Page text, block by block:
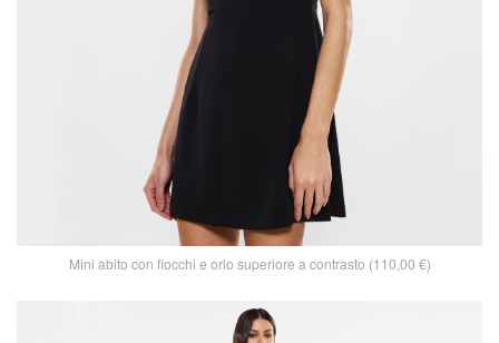
Mini abito con fiocchi e orlo superiore a contrasto (110,00 €)